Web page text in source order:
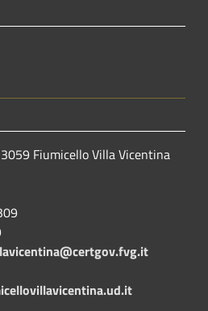
Fiumicello Villa Vicentina